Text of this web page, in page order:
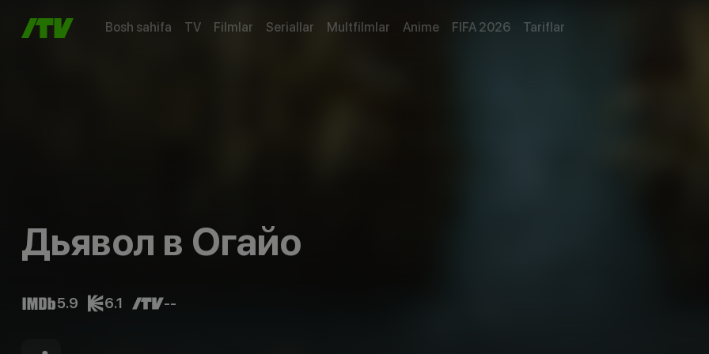
Bosh sahifa TV Filmlar Seriallar Multfilmlar Anime FIFA 2026 Tariflar
Дьявол в Огайо
5.9 6.1 --